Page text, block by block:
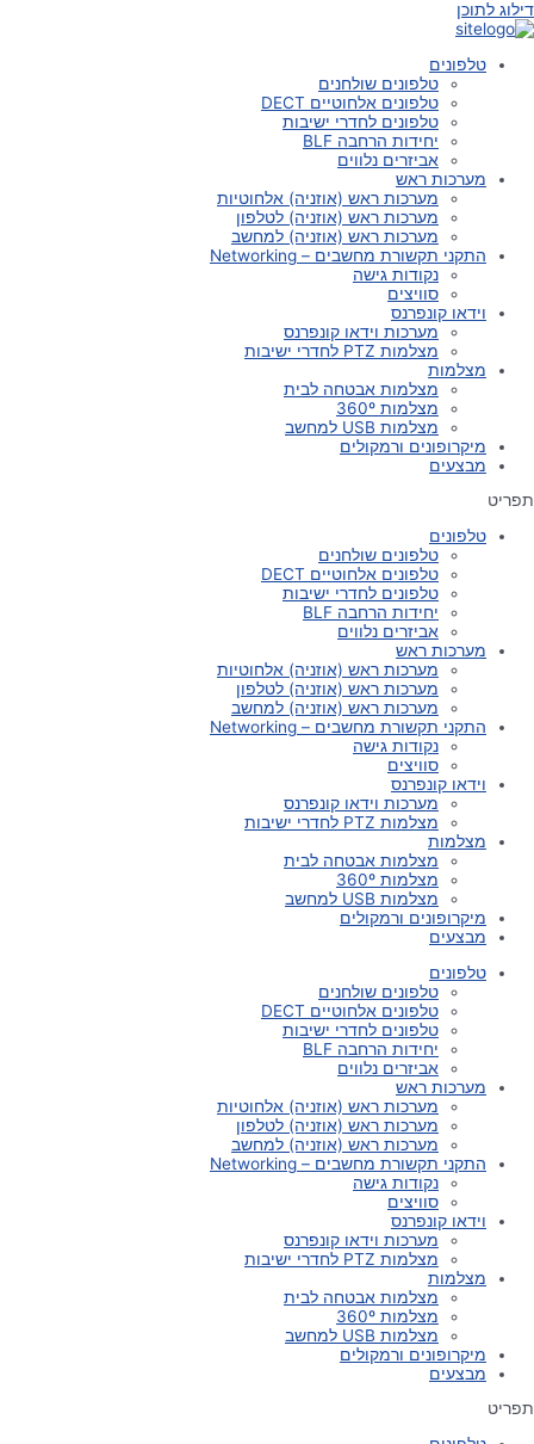
דילוג לתוכן
טלפונים
טלפונים שולחנים
טלפונים אלחוטיים DECT
טלפונים לחדרי ישיבות
יחידות הרחבה BLF
אביזרים נלווים
מערכות ראש
מערכות ראש (אוזניה) אלחוטיות
מערכות ראש (אוזניה) לטלפון
מערכות ראש (אוזניה) למחשב
התקני תקשורת מחשבים – Networking
נקודות גישה
סוויצים
וידאו קונפרנס
מערכות וידאו קונפרנס
מצלמות PTZ לחדרי ישיבות
מצלמות
מצלמות אבטחה לבית
מצלמות 360º
מצלמות USB למחשב
מיקרופונים ורמקולים
מבצעים
תפריט
טלפונים
טלפונים שולחנים
טלפונים אלחוטיים DECT
טלפונים לחדרי ישיבות
יחידות הרחבה BLF
אביזרים נלווים
מערכות ראש
מערכות ראש (אוזניה) אלחוטיות
מערכות ראש (אוזניה) לטלפון
מערכות ראש (אוזניה) למחשב
התקני תקשורת מחשבים – Networking
נקודות גישה
סוויצים
וידאו קונפרנס
מערכות וידאו קונפרנס
מצלמות PTZ לחדרי ישיבות
מצלמות
מצלמות אבטחה לבית
מצלמות 360º
מצלמות USB למחשב
מיקרופונים ורמקולים
מבצעים
טלפונים
טלפונים שולחנים
טלפונים אלחוטיים DECT
טלפונים לחדרי ישיבות
יחידות הרחבה BLF
אביזרים נלווים
מערכות ראש
מערכות ראש (אוזניה) אלחוטיות
מערכות ראש (אוזניה) לטלפון
מערכות ראש (אוזניה) למחשב
התקני תקשורת מחשבים – Networking
נקודות גישה
סוויצים
וידאו קונפרנס
מערכות וידאו קונפרנס
מצלמות PTZ לחדרי ישיבות
מצלמות
מצלמות אבטחה לבית
מצלמות 360º
מצלמות USB למחשב
מיקרופונים ורמקולים
מבצעים
תפריט